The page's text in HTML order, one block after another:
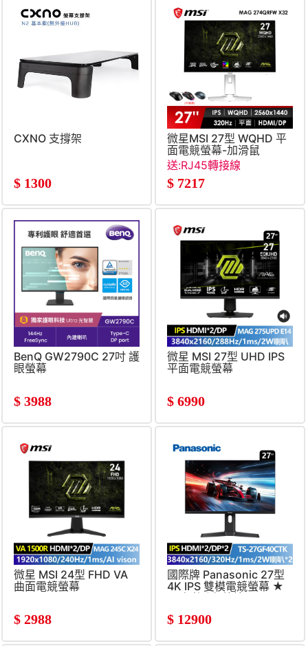
CXNO 支撐架
$ 1300
微星MSI 27型 WQHD 平
面電競螢幕-加滑鼠
白)
送:RJ45轉接線
$ 7217
BenQ GW2790C 27吋 護
眼螢幕
$ 3988
微星 MSI 27型 UHD IPS
平面電競螢幕
$ 6990
微星 MSI 24型 FHD VA
曲面電競螢幕
(1920x1080&#47;240Hz&#47;1ms&#47;1500R)
$ 2988
國際牌 Panasonic 27型
4K IPS 雙模電競螢幕 ★
內建喇叭免外接★
or 320Hz&#47;1ms)
$ 12900